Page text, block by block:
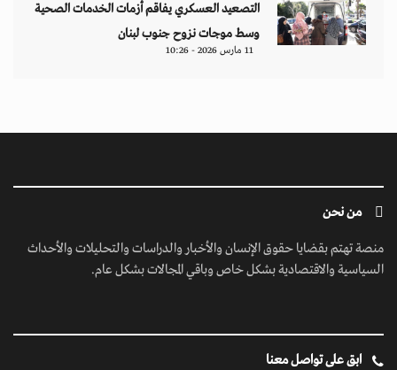
التصعيد العسكري يفاقم أزمات الخدمات الصحية
وسط موجات نزوح جنوب لبنان
11 مارس 2026 - 10:26
من نحن
منصة تهتم بقضايا حقوق الإنسان والأخبار والدراسات والتحليلات والأحداث
السياسية والاقتصادية بشكل خاص وباقي المجالات بشكل عام.
ابق على تواصل معنا